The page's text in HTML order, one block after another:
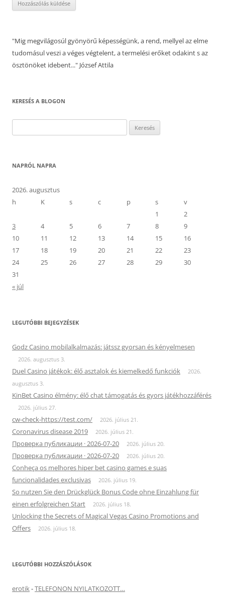
"Mig megvilágosúl gyönyörű képességünk, a rend, mellyel az elme
tudomásul veszi a véges végtelent, a termelési erőket odakint s az
ösztönöket idebent..." József Attila
KERESÉS A BLOGON
NAPRÓL NAPRA
2026. augusztus
h
K s c p s
v
1
2
3
4 5 6 7 8
9
10
11 12 13 14 15
16
17
18 19 20 21 22
23
24
25 26 27 28 29
30
31
« júl
LEGUTÓBBI BEJEGYZÉSEK
Godz Casino mobilalkalmazás: játssz gyorsan és kényelmesen
2026. augusztus 3.
Duel Casino játékok: élő asztalok és kiemelkedő funkciók
2026.
augusztus 3.
KinBet Casino élmény: élő chat támogatás és gyors játékhozzáférés
2026. július 27.
cw-check-https://test.com/ 2026. július 21.
Coronavirus disease 2019 2026. július 21.
Проверка публикации · 2026-07-20 2026. július 20.
Проверка публикации · 2026-07-20 2026. július 20.
Conheça os melhores hiper bet casino games e suas
funcionalidades exclusivas
2026. július 19.
So nutzen Sie den Drückglück Bonus Code ohne Einzahlung für
einen erfolgreichen Start
2026. július 18.
Unlocking the Secrets of Magical Vegas Casino Promotions and
Offers
2026. július 18.
LEGUTÓBBI HOZZÁSZÓLÁSOK
erotik-TELEFONON NYILATKOZOTT…